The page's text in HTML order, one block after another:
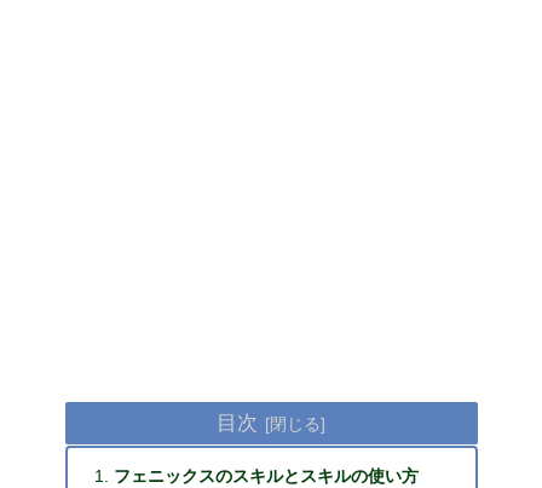
目次
フェニックスのスキルとスキルの使い方